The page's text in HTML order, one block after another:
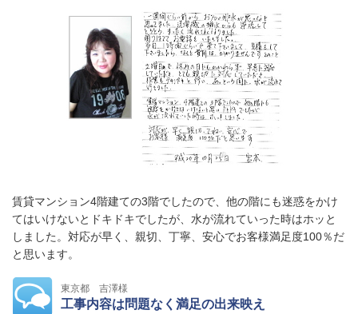
賃貸マンション4階建ての3階でしたので、他の階にも迷惑をかけ
てはいけないとドキドキでしたが、水が流れていった時はホッと
しました。対応が早く、親切、丁寧、安心でお客様満足度100％だ
と思います。
東京都 吉澤様
工事内容は問題なく満足の出来映え